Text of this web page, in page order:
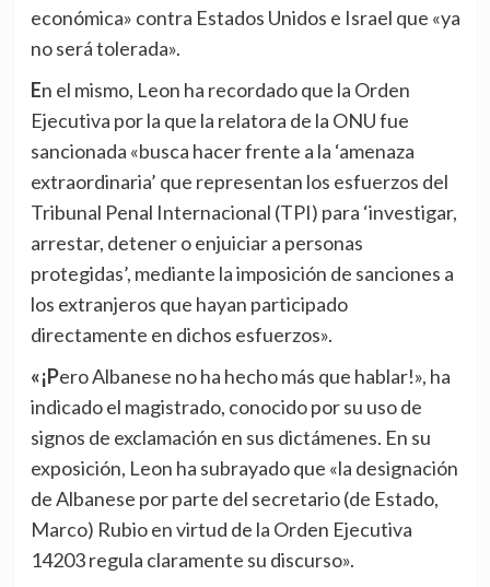
económica» contra Estados Unidos e Israel que «ya
no será tolerada».
En el mismo, Leon ha recordado que la Orden
Ejecutiva por la que la relatora de la ONU fue
sancionada «busca hacer frente a la ‘amenaza
extraordinaria’ que representan los esfuerzos del
Tribunal Penal Internacional (TPI) para ‘investigar,
arrestar, detener o enjuiciar a personas
protegidas’, mediante la imposición de sanciones a
los extranjeros que hayan participado
directamente en dichos esfuerzos».
«¡Pero Albanese no ha hecho más que hablar!», ha
indicado el magistrado, conocido por su uso de
signos de exclamación en sus dictámenes. En su
exposición, Leon ha subrayado que «la designación
de Albanese por parte del secretario (de Estado,
Marco) Rubio en virtud de la Orden Ejecutiva
14203 regula claramente su discurso».